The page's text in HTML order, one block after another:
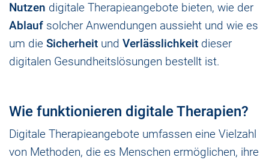
Nutzen digitale Therapieangebote bieten, wie der
Ablauf solcher Anwendungen aussieht und wie es
um die Sicherheit und Verlässlichkeit dieser
digitalen Gesundheitslösungen bestellt ist.
Wie funktionieren digitale Therapien?
Digitale Therapieangebote umfassen eine Vielzahl
von Methoden, die es Menschen ermöglichen, ihre